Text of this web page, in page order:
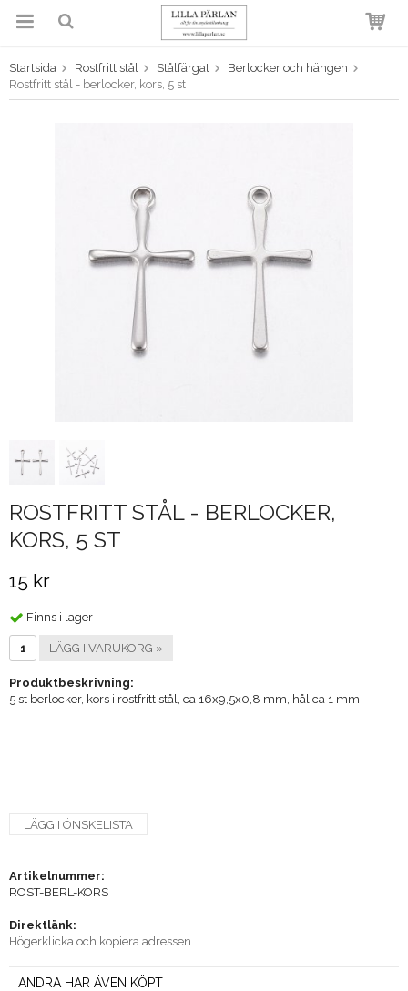
Produkten har blivit tillagd i
varukorgen
Startsida Rostfritt stål Stålfärgat
Berlocker och hängen
Rostfritt stål - berlocker, kors, 5 st
ROSTFRITT STÅL - BERLOCKER,
KORS, 5 ST
15 kr
Finns i lager
LÄGG I VARUKORG »
Produktbeskrivning:
5 st berlocker, kors i rostfritt stål, ca 16x9,5x0,8 mm, hål ca 1 mm
LÄGG I ÖNSKELISTA
Artikelnummer:
ROST-BERL-KORS
Direktlänk:
Högerklicka och kopiera adressen
ANDRA HAR ÄVEN KÖPT